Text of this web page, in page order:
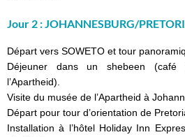
Jour 2 : JOHANNESBURG/
Départ vers SOWETO et tour
Déjeuner dans un shebeen (café
l’Apartheid).
Visite du musée de l’Apartheid à
Départ pour tour d’orientation de
Installation à l’hôtel Holiday Inn